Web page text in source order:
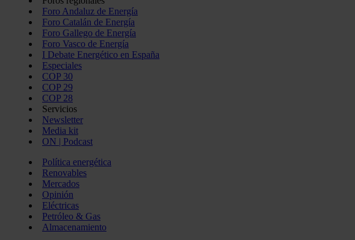
Foro Andaluz de Energía
Foro Catalán de Energía
Foro Gallego de Energía
Foro Vasco de Energía
I Debate Energético en España
Especiales
COP 30
COP 29
COP 28
Servicios
Newsletter
Media kit
ON | Podcast
Política energética
Renovables
Mercados
Opinión
Eléctricas
Petróleo & Gas
Almacenamiento